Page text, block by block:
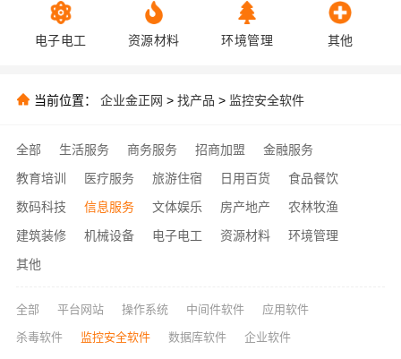
电子电工 资源材料 环境管理 其他
当前位置： 企业金正网 > 找产品 > 监控安全软件
全部 生活服务 商务服务 招商加盟
金融服务
教育培训
医疗服务 旅游住宿 日用百货
食品餐饮
数码科技
信息服务 文体娱乐 房产地产
农林牧渔
建筑装修
机械设备 电子电工 资源材料
环境管理
其他
全部 平台网站 操作系统 中间件软件 应用软件
杀毒软件 监控安全软件 数据库软件 企业软件